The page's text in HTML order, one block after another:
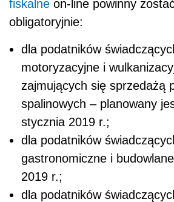
fiskalne on-line powinny
obligatoryjnie:
dla podatników
motoryzacyjne i
zajmujących się sprzedażą
spalinowych – planowany
stycznia 2019 r.;
dla podatników
gastronomiczne i
2019 r.;
dla podatników